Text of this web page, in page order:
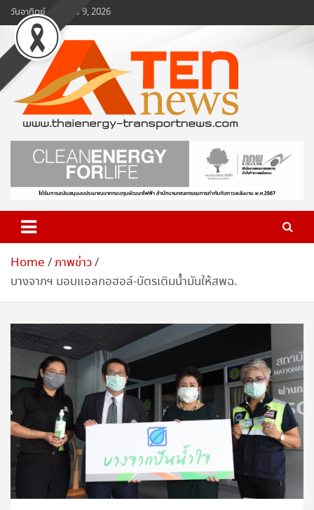
Skip
to
content
วันอาทิตย์, สิงหาคม 9, 2026
www.ten-news.com
ข่าวพลังงานและคมนาคม
Home ภาพข่าว
บางจากฯ มอบแอลกอฮอล์-บัตรเติมน้ำมันให้สพฉ.